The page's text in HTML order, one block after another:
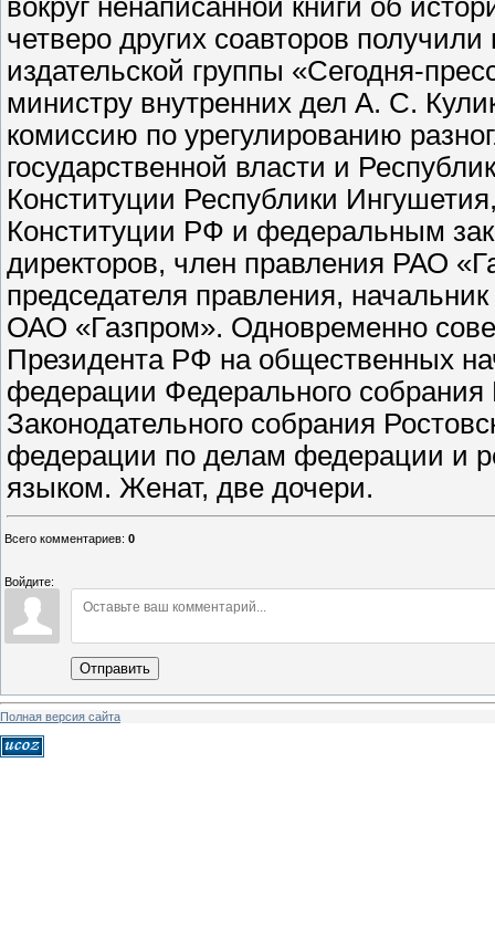
вокруг ненаписанной книги об
четверо других соавторов
издательской группы «Сегодня-
министру внутренних дел А. С.
комиссию по урегулированию
государственной власти и
Конституции Республики
Конституции РФ и федеральным
директоров, член правления РАО
председателя правления,
ОАО «Газпром». Одновременно
Президента РФ на общественных
федерации Федерального
Законодательного собрания
федерации по делам федерации и
языком. Женат, две дочери.
Всего комментариев: 0
Войдите:
Отправить
Полная версия сайта